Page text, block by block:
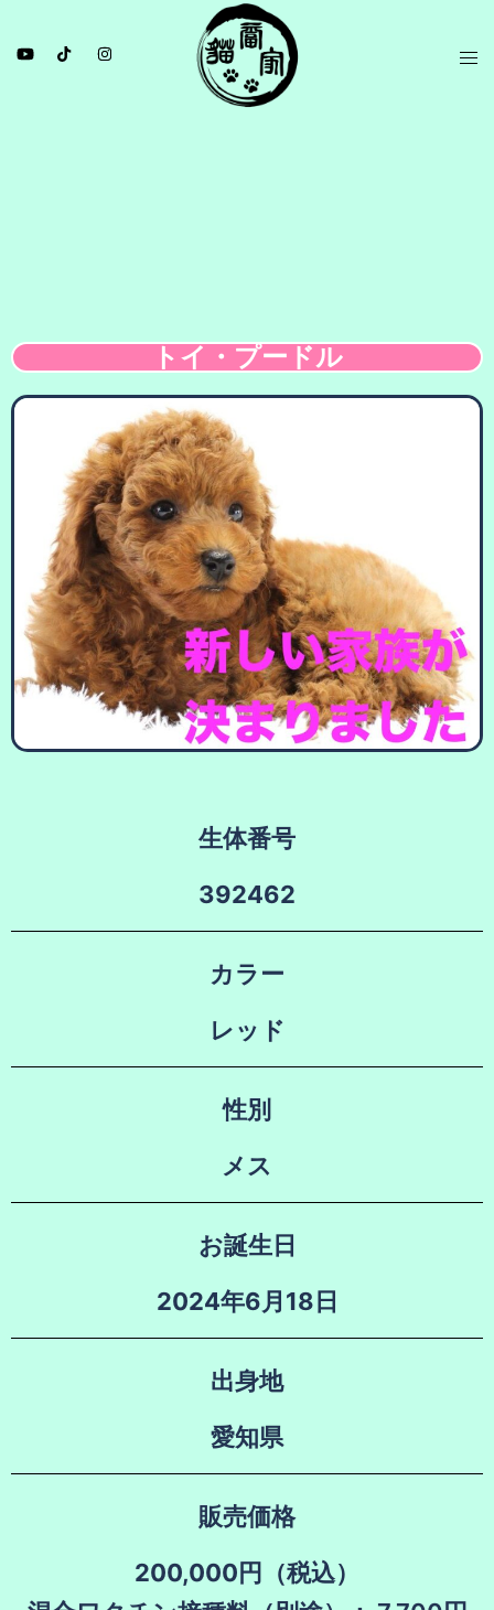
トイ・プードル
生体番号
392462
カラー
レッド
性別
メス
お誕生日
2024年6月18日
出身地
愛知県
販売価格
200,000円（税込）